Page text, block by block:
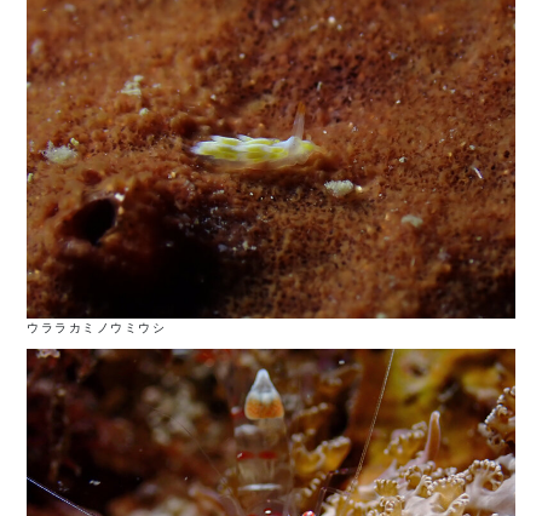
ウララカミノウミウシ